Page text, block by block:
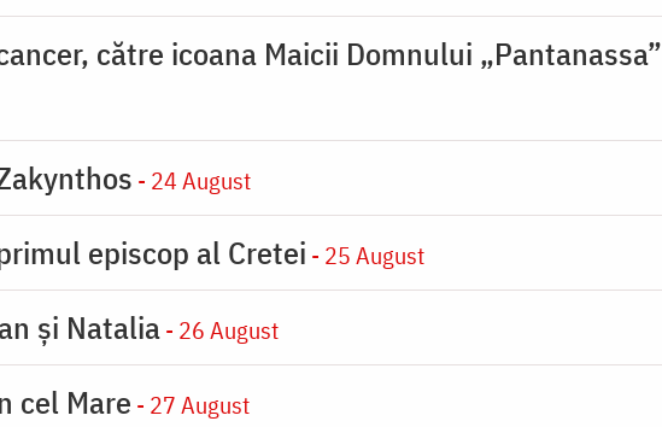
către icoana Maicii Domnului „Pantanassa”
- 24 August
episcop al Cretei - 25 August
și Natalia- 26 August
cel Mare - 27 August